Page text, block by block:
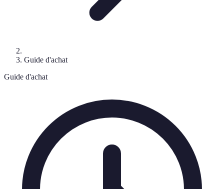
Guide d'achat
Guide d'achat